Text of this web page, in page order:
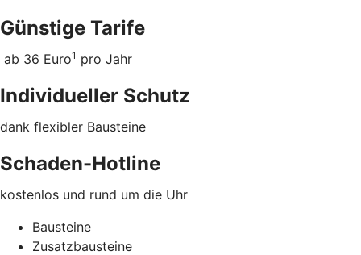
Günstige Tarife
ab 36 Euro1 pro Jahr
Individueller Schutz
dank flexibler Bausteine
Schaden-Hotline
kostenlos und rund um die Uhr
Bausteine
Zusatzbausteine